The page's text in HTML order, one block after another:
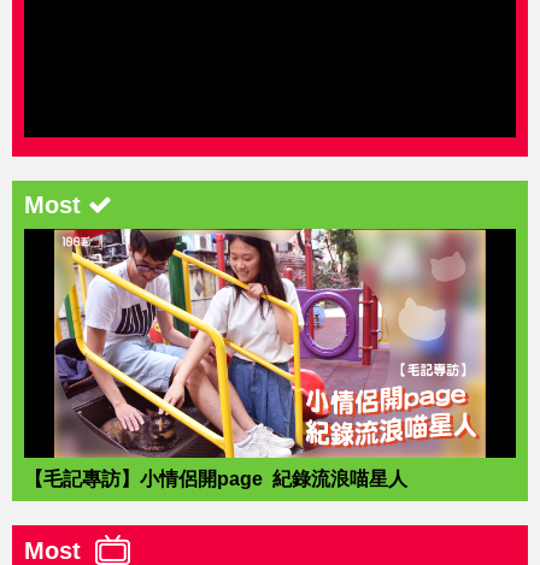
Most
【毛記專訪】小情侶開page 紀錄流浪喵星人
Most